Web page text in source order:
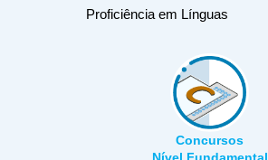
Proficiência em Línguas
Concursos
Nível Fundamental